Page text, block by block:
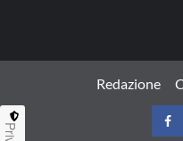
Redazione